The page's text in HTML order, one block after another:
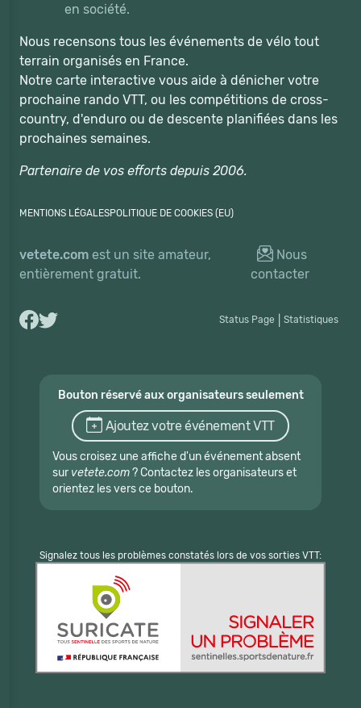
en société.
Nous recensons tous les événements de vélo tout
terrain organisés en France.
Notre carte interactive vous aide à dénicher votre
prochaine rando VTT, ou les compétitions de cross-
country, d'enduro ou de descente planifiées dans les
prochaines semaines.
Partenaire de vos efforts depuis 2006.
MENTIONS LÉGALESPOLITIQUE DE COOKIES (EU)
vetete.com est un site amateur,
entièrement gratuit.
Nous
contacter
Status Page Statistiques
Bouton réservé aux organisateurs seulement
Ajoutez votre événement VTT
Vous croisez une affiche d'un événement absent
sur vetete.com? Contactez les organisateurs et
orientez les vers ce bouton.
Signalez tous les problèmes constatés lors de vos sorties VTT: